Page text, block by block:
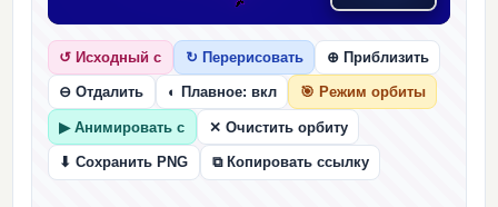
↺ Исходный c ↻ Перерисовать ⊕ Приблизить
⊖ Отдалить ◐ Плавное: вкл 🎯 Режим орбиты
▶ Анимировать c ✕ Очистить орбиту
⬇ Сохранить PNG ⧉ Копировать ссылку